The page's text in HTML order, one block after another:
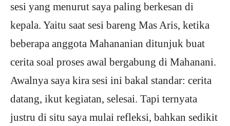
sesi yang menurut saya paling berkesan di
kepala. Yaitu saat sesi bareng Mas Aris, ketika
beberapa anggota Mahananian ditunjuk buat
cerita soal proses awal bergabung di Mahanani.
Awalnya saya kira sesi ini bakal standar: cerita
datang, ikut kegiatan, selesai. Tapi ternyata
justru di situ saya mulai refleksi, bahkan sedikit